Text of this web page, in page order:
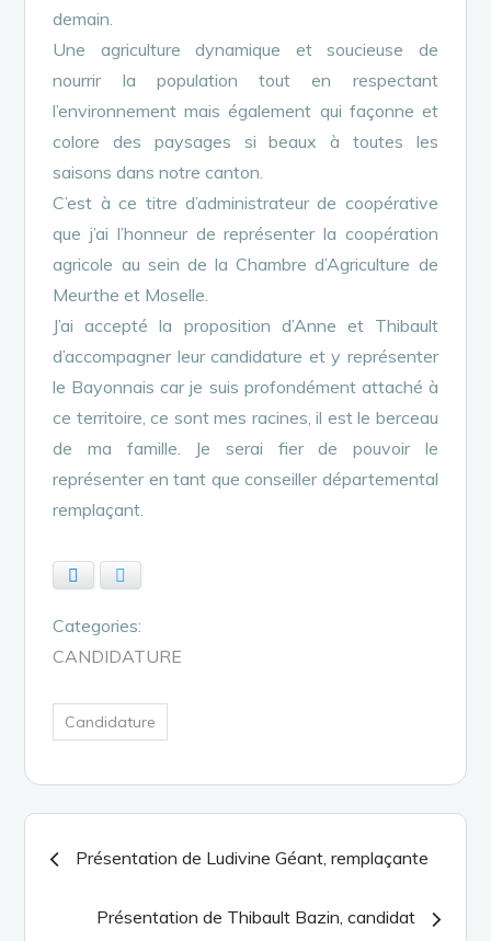
demain.
Une agriculture dynamique et soucieuse de
nourrir la population tout en respectant
l’environnement mais également qui façonne et
colore des paysages si beaux à toutes les
saisons dans notre canton.
C’est à ce titre d’administrateur de coopérative
que j’ai l’honneur de représenter la coopération
agricole au sein de la Chambre d’Agriculture de
Meurthe et Moselle.
J’ai accepté la proposition d’Anne et Thibault
d’accompagner leur candidature et y représenter
le Bayonnais car je suis profondément attaché à
ce territoire, ce sont mes racines, il est le berceau
de ma famille. Je serai fier de pouvoir le
représenter en tant que conseiller départemental
remplaçant.
Categories:
CANDIDATURE
Candidature
Navigation
Présentation de Ludivine Géant, remplaçante
Présentation de Thibault Bazin, candidat